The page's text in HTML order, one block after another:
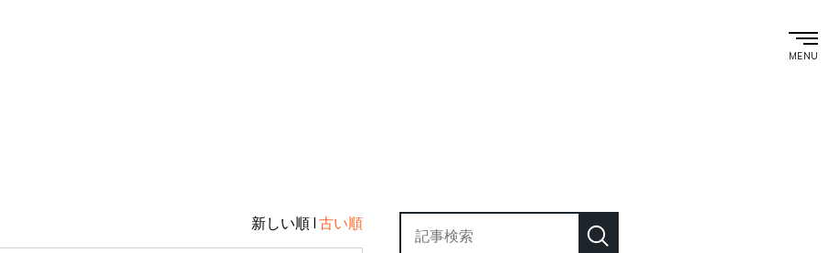
MENU
新しい順 |古い順